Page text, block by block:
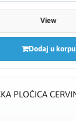
View
Dodaj u korpu